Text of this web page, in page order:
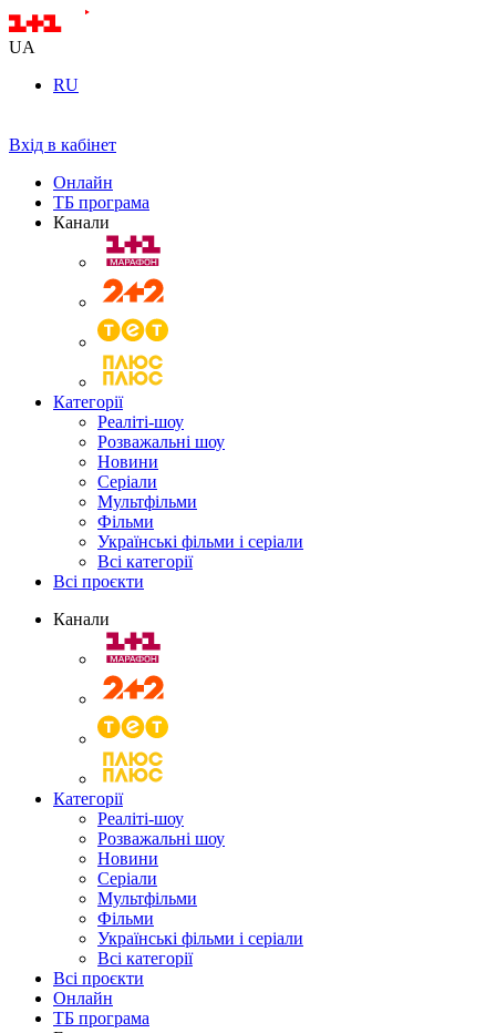
UA
RU
Вхід в кабінет
Онлайн
ТБ програма
Канали
Категорії
Реаліті-шоу
Розважальні шоу
Новини
Серіали
Мультфільми
Фільми
Українські фільми і серіали
Всі категорії
Всі проєкти
Канали
Категорії
Реаліті-шоу
Розважальні шоу
Новини
Серіали
Мультфільми
Фільми
Українські фільми і серіали
Всі категорії
Всі проєкти
Онлайн
ТБ програма